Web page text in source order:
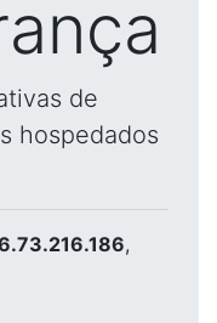
de
hospedados
,